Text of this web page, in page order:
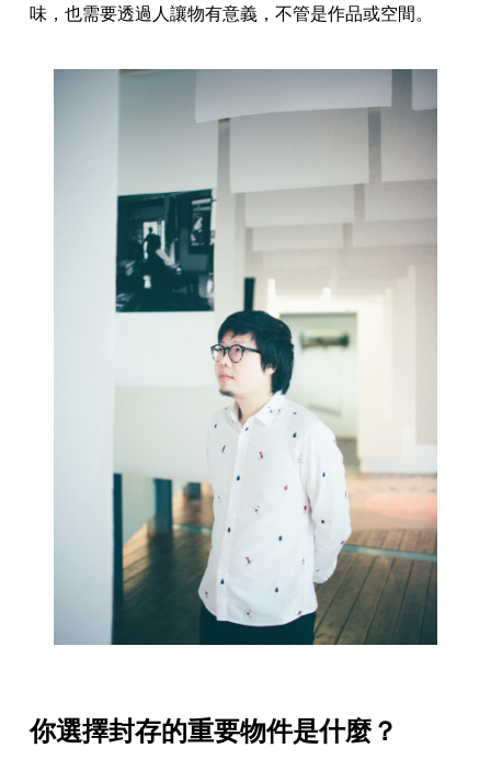
味，也需要透過人讓物有意義，不管是作品或空間。
你選擇封存的重要物件是什麼？